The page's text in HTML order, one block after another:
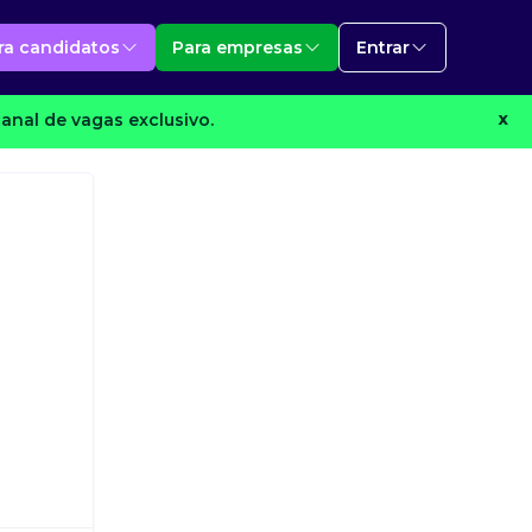
candidatos Para empresas Entrar
de vagas exclusivo. X